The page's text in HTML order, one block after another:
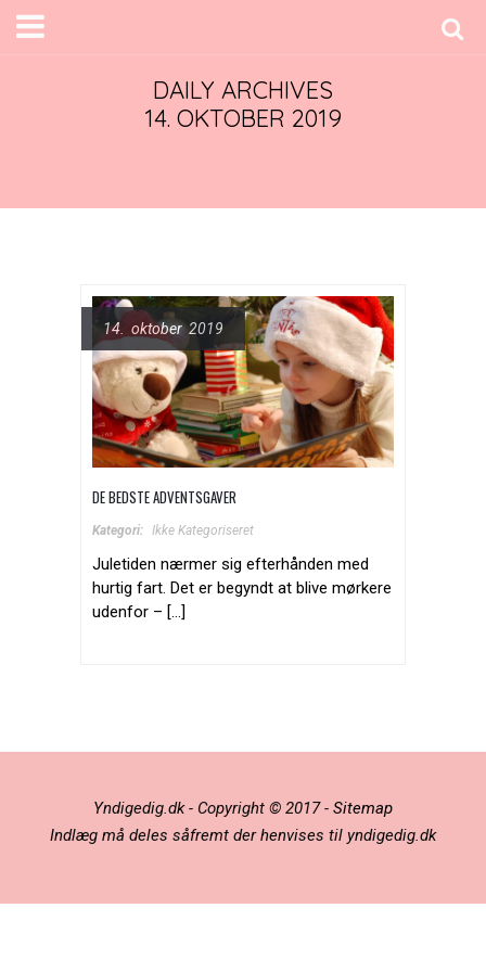
DAILY ARCHIVES
14. OKTOBER 2019
14. oktober 2019
DE BEDSTE ADVENTSGAVER
Kategori: Ikke Kategoriseret
Juletiden nærmer sig efterhånden med
hurtig fart. Det er begyndt at blive mørkere
udenfor – […]
Yndigedig.dk - Copyright © 2017 - Sitemap
Indlæg må deles såfremt der henvises til yndigedig.dk